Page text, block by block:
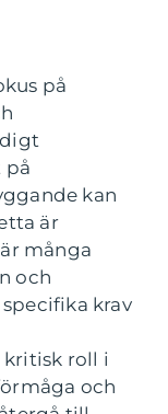
på
på
kan
är
många
och
krav
kritisk roll i
och